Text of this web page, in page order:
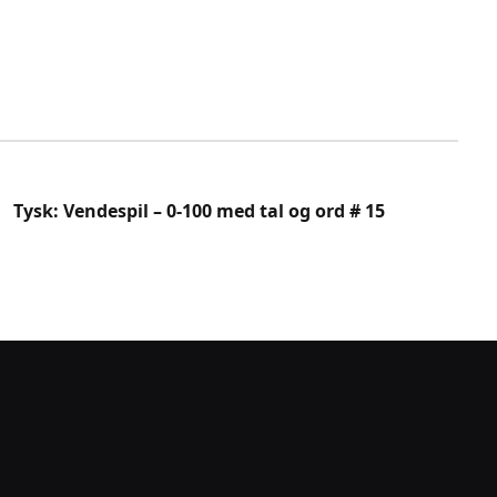
Tysk: Vendespil – 0-100 med tal og ord # 15